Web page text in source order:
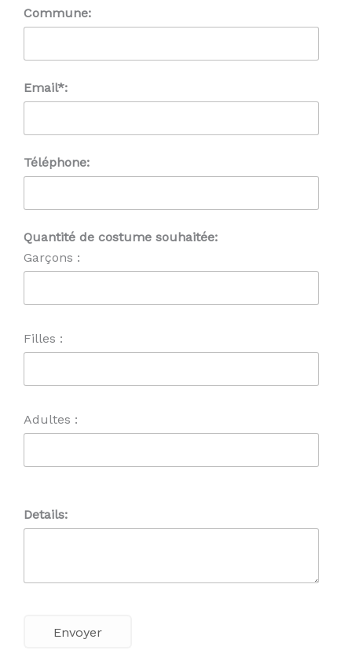
Commune:
Email*:
Téléphone:
Quantité de costume souhaitée:
Garçons :
Filles :
Adultes :
Details: